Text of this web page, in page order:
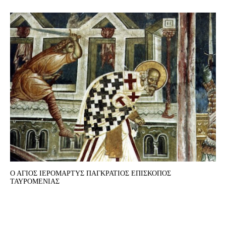
Ο ΑΓΙΟΣ ΙΕΡΟΜΑΡΤΥΣ ΠΑΓΚΡΑΤΙΟΣ ΕΠΙΣΚΟΠΟΣ
ΤΑΥΡΟΜΕΝΙΑΣ